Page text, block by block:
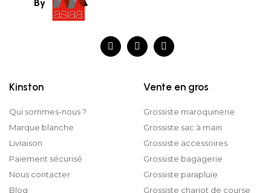
By
Kinston
Qui sommes-nous ?
Marque blanche
Livraison
Paiement sécurisé
Nous contacter
Blog
Vente en gros
Grossiste maroquinerie
Grossiste sac à main
Grossiste accessoires
Grossiste bagagerie
Grossiste parapluie
Grossiste chariot de course